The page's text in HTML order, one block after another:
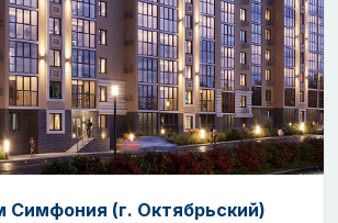
Симфония (г. Октябрьский)